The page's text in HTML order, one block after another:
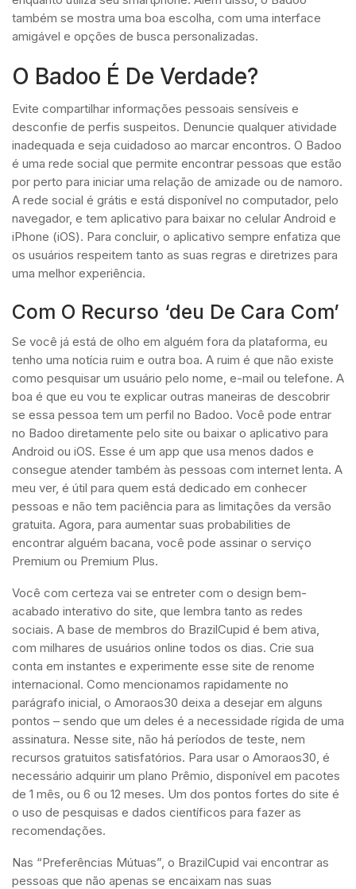
também se mostra uma boa escolha, com uma interface
amigável e opções de busca personalizadas.
O Badoo É De Verdade?
Evite compartilhar informações pessoais sensíveis e
desconfie de perfis suspeitos. Denuncie qualquer atividade
inadequada e seja cuidadoso ao marcar encontros. O Badoo
é uma rede social que permite encontrar pessoas que estão
por perto para iniciar uma relação de amizade ou de namoro.
A rede social é grátis e está disponível no computador, pelo
navegador, e tem aplicativo para baixar no celular Android e
iPhone (iOS). Para concluir, o aplicativo sempre enfatiza que
os usuários respeitem tanto as suas regras e diretrizes para
uma melhor experiência.
Com O Recurso ‘deu De Cara Com’
Se você já está de olho em alguém fora da plataforma, eu
tenho uma notícia ruim e outra boa. A ruim é que não existe
como pesquisar um usuário pelo nome, e-mail ou telefone. A
boa é que eu vou te explicar outras maneiras de descobrir
se essa pessoa tem um perfil no Badoo. Você pode entrar
no Badoo diretamente pelo site ou baixar o aplicativo para
Android ou iOS. Esse é um app que usa menos dados e
consegue atender também às pessoas com internet lenta. A
meu ver, é útil para quem está dedicado em conhecer
pessoas e não tem paciência para as limitações da versão
gratuita. Agora, para aumentar suas probabilities de
encontrar alguém bacana, você pode assinar o serviço
Premium ou Premium Plus.
Você com certeza vai se entreter com o design bem-
acabado interativo do site, que lembra tanto as redes
sociais. A base de membros do BrazilCupid é bem ativa,
com milhares de usuários online todos os dias. Crie sua
conta em instantes e experimente esse site de renome
internacional. Como mencionamos rapidamente no
parágrafo inicial, o Amoraos30 deixa a desejar em alguns
pontos – sendo que um deles é a necessidade rígida de uma
assinatura. Nesse site, não há períodos de teste, nem
recursos gratuitos satisfatórios. Para usar o Amoraos30, é
necessário adquirir um plano Prêmio, disponível em pacotes
de 1 mês, ou 6 ou 12 meses. Um dos pontos fortes do site é
o uso de pesquisas e dados científicos para fazer as
recomendações.
Nas “Preferências Mútuas”, o BrazilCupid vai encontrar as
pessoas que não apenas se encaixam nas suas